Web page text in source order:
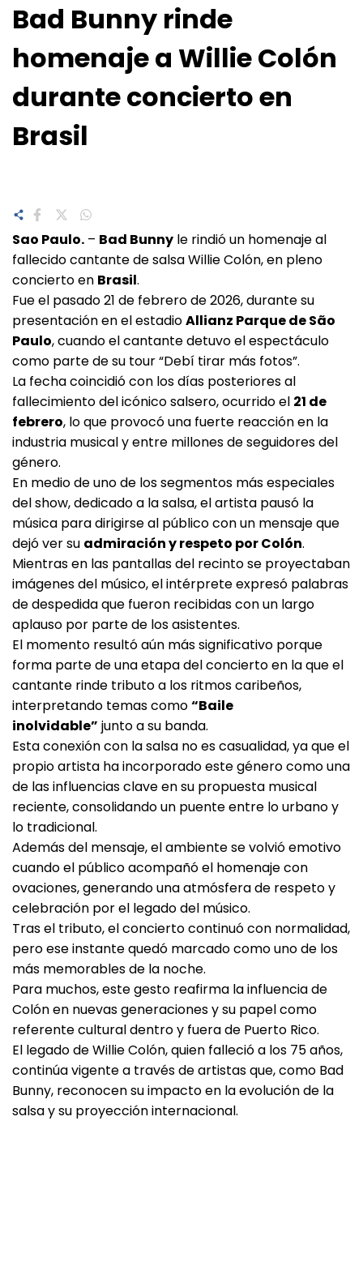
Bad Bunny rinde
homenaje a Willie Colón
durante concierto en
Brasil
Sao Paulo. – Bad Bunny le rindió un homenaje al
fallecido cantante de salsa Willie Colón, en pleno
concierto en Brasil.
Fue el pasado 21 de febrero de 2026, durante su
presentación en el estadioAllianz Parque de São
Paulo, cuando el cantante detuvo el espectáculo
como parte de su tour “Debí tirar más fotos”.
La fecha coincidió con los días posteriores al
fallecimiento del icónico salsero, ocurrido el 21 de
febrero, lo que provocó una fuerte reacción en la
industria musical y entre millones de seguidores del
género.
En medio de uno de los segmentos más especiales
del show, dedicado a la salsa, el artista pausó la
música para dirigirse al público con un mensaje que
dejó ver su admiración y respeto por Colón.
Mientras en las pantallas del recinto se proyectaban
imágenes del músico, el intérprete expresó palabras
de despedida que fueron recibidas con un largo
aplauso por parte de los asistentes.
El momento resultó aún más significativo porque
forma parte de una etapa del concierto en la que el
cantante rinde tributo a los ritmos caribeños,
interpretando temas como“Baile
inolvidable” junto a su banda.
Esta conexión con la salsa no es casualidad, ya que el
propio artista ha incorporado este género como una
de las influencias clave en su propuesta musical
reciente, consolidando un puente entre lo urbano y
lo tradicional.
Además del mensaje, el ambiente se volvió emotivo
cuando el público acompañó el homenaje con
ovaciones, generando una atmósfera de respeto y
celebración por el legado del músico.
Tras el tributo, el concierto continuó con normalidad,
pero ese instante quedó marcado como uno de los
más memorables de la noche.
Para muchos, este gesto reafirma la influencia de
Colón en nuevas generaciones y su papel como
referente cultural dentro y fuera de Puerto Rico.
El legado de Willie Colón, quien falleció a los 75 años,
continúa vigente a través de artistas que, como Bad
Bunny, reconocen su impacto en la evolución de la
salsa y su proyección internacional.